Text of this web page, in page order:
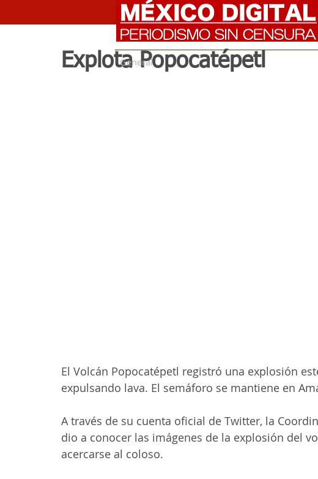
General
Explota Popocatépetl
El Volcán Popocatépetl registró una explosión
expulsando lava. El semáforo se mantiene en
A través de su cuenta oficial de Twitter, la
dio a conocer las imágenes de la explosión del
acercarse al coloso.